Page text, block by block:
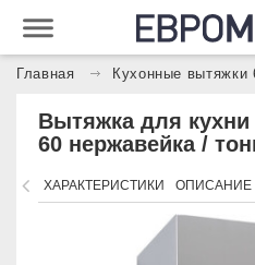
Главная Кухонные вытяжки
Вытяжка для кухни
60 нержавейка /
ХАРАКТЕРИСТИКИ ОПИСАНИЕ